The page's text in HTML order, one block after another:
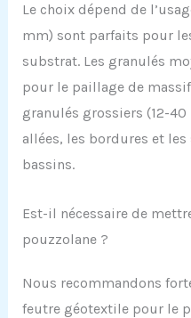
Le choix dépend de
mm) sont parfaits pour
substrat. Les granulés
pour le paillage de
granulés grossiers (12-
allées, les bordures et
bassins.
Est-il nécessaire de
pouzzolane ?
Nous recommandons
feutre géotextile pour le